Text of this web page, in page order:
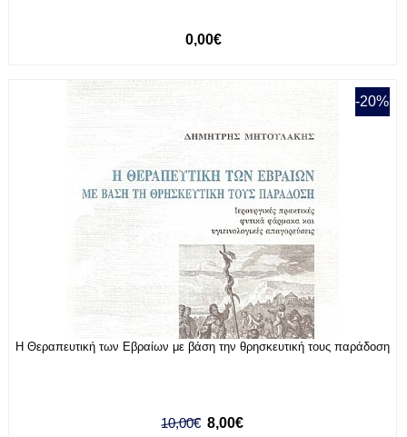
0,00€
-20%
Η Θεραπευτική των Εβραίων με βάση την θρησκευτική τους παράδοση
10,00€ 8,00€